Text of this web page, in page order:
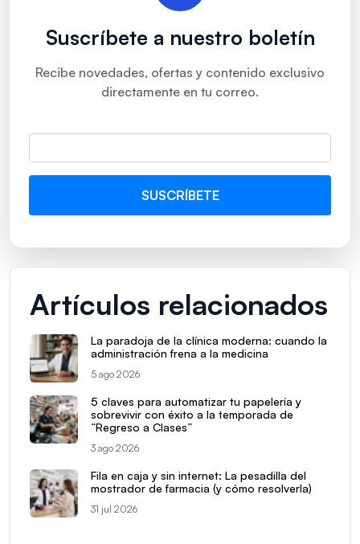
Suscríbete a nuestro boletín
Recibe novedades, ofertas y contenido exclusivo
directamente en tu correo.
Artículos relacionados
La paradoja de la clínica moderna: cuando la
administración frena a la medicina
5 ago 2026
5 claves para automatizar tu papelería y
sobrevivir con éxito a la temporada de
“Regreso a Clases”
3 ago 2026
Fila en caja y sin internet: La pesadilla del
mostrador de farmacia (y cómo resolverla)
31 jul 2026